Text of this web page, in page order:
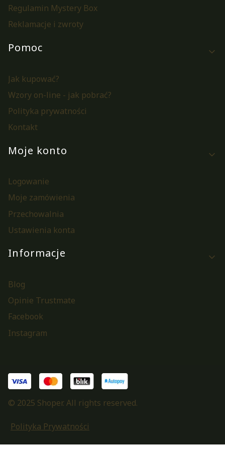
Regulamin Mystery Box
Reklamacje i zwroty
Pomoc
Jak kupować?
Wzory on-line - jak pobrać?
Polityka prywatności
Kontakt
Moje konto
Logowanie
Moje zamówienia
Przechowalnia
Ustawienia konta
Informacje
Blog
Opinie Trustmate
Facebook
Instagram
© 2025 Shoper. All rights reserved.
Polityka Prywatności